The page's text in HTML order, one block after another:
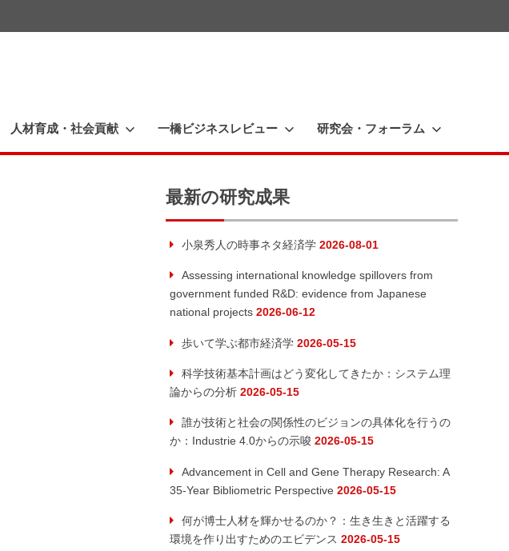
人材育成・社会貢献 一橋ビジネスレビュー 研究会・フォーラム
最新の研究成果
小泉秀人の時事ネタ経済学 2026-08-01
Assessing international knowledge spillovers from
government funded R&D: evidence from Japanese
national projects 2026-06-12
歩いて学ぶ都市経済学 2026-05-15
科学技術基本計画はどう変化してきたか：システム理
論からの分析 2026-05-15
誰が技術と社会の関係性のビジョンの具体化を行うの
か：Industrie 4.0からの示唆 2026-05-15
Advancement in Cell and Gene Therapy Research: A
35-Year Bibliometric Perspective 2026-05-15
何が博士人材を輝かせるのか？：生き生きと活躍する
環境を作り出すためのエビデンス 2026-05-15